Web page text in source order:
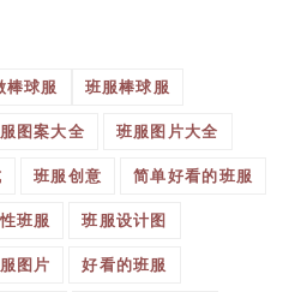
棒球服 班服棒球服
图案大全 班服图片大全
班服创意 简单好看的班服
班服 班服设计图
图片 好看的班服